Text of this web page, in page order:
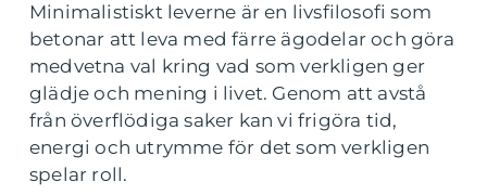
Minimalistiskt leverne är en livsfilosofi som
betonar att leva med färre ägodelar och göra
medvetna val kring vad som verkligen ger
glädje och mening i livet. Genom att avstå
från överflödiga saker kan vi frigöra tid,
energi och utrymme för det som verkligen
spelar roll.